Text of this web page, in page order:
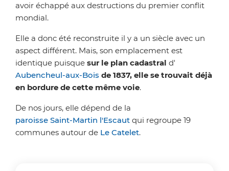
avoir échappé aux destructions du premier conflit
mondial.
Elle a donc été reconstruite il y a un siècle avec un
aspect différent. Mais, son emplacement est
identique puisque sur le plan cadastral d'
Aubencheul-aux-Bois de 1837, elle se trouvait déjà
en bordure de cette même voie.
De nos jours, elle dépend de la
paroisse Saint-Martin l'Escaut qui regroupe 19
communes autour de Le Catelet.